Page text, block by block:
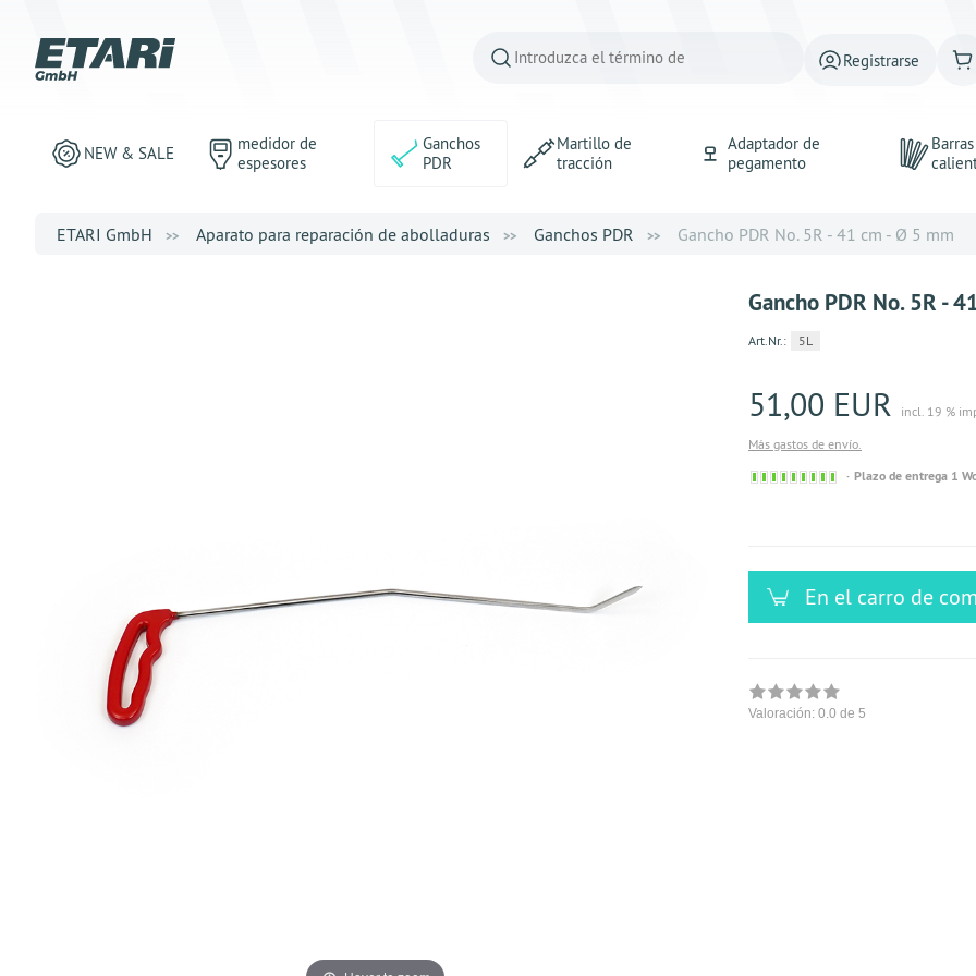
Registrarse
NEW & SALE
medidor de
espesores
Ganchos
PDR
Martillo de
tracción
Adaptador de
pegamento
ETARI GmbH Aparato para reparación de abolladuras Ganchos PDR Gancho PDR No. 5R - 41 cm - Ø 5 mm
Gancho PDR No. 5R -
Art.Nr.: 5L
51,00 EUR
incl. 19 %
Más gastos de envío.
Sofort
Plazo de entrega 1
En el carro de
Valoración: 0.0 de 5